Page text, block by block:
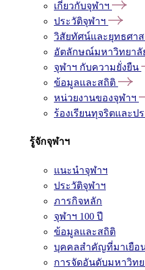
เกี่ยวกับจุฬาฯ
ประวัติจุฬาฯ
วิสัยทัศน์และยุทธศา
อัตลักษณ์มหาวิทยาลั
จุฬาฯ กับความยั่งยืน
ข้อมูลและสถิติ
หน่วยงานของจุฬาฯ
ร้องเรียนทุจริตและป
รู้จักจุฬาฯ
แนะนำจุฬาฯ
ประวัติจุฬาฯ
ภารกิจหลัก
จุฬาฯ 100 ปี
ข้อมูลและสถิติ
บุคคลสำคัญที่มาเยือ
การจัดอันดับมหาวิท